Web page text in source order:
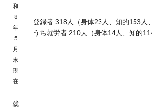
和
8
年
5
月
末
現
在
登録者 318人（身体23人、知的153人
うち就労者 210人（身体14人、知的
就